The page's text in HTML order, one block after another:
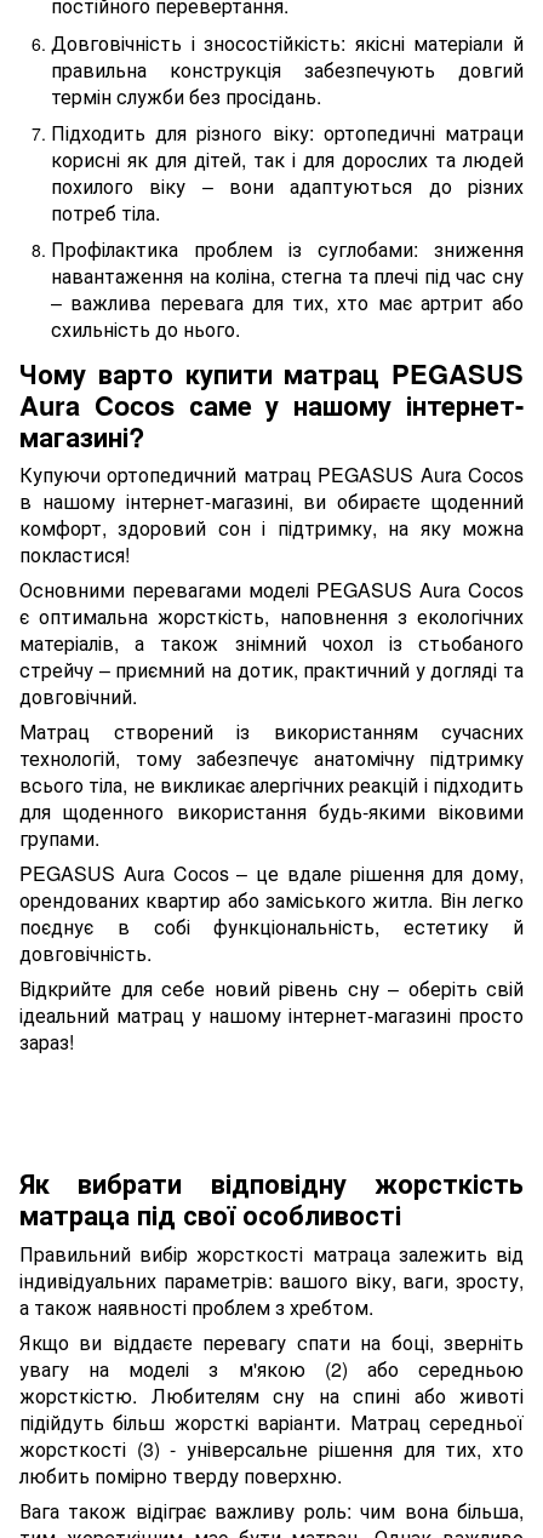
постійного перевертання.
Довговічність і зносостійкість: якісні матеріали й
правильна конструкція забезпечують довгий
термін служби без просідань.
Підходить для різного віку: ортопедичні матраци
корисні як для дітей, так і для дорослих та людей
похилого віку – вони адаптуються до різних
потреб тіла.
Профілактика проблем із суглобами: зниження
навантаження на коліна, стегна та плечі під час сну
– важлива перевага для тих, хто має артрит або
схильність до нього.
Чому варто купити матрац PEGASUS
Aura Cocos саме у нашому інтернет-
магазині?
Купуючи ортопедичний матрац PEGASUS Aura Cocos
в нашому інтернет-магазині, ви обираєте щоденний
комфорт, здоровий сон і підтримку, на яку можна
покластися!
Основними перевагами моделі PEGASUS Aura Cocos
є оптимальна жорсткість, наповнення з екологічних
матеріалів, а також знімний чохол із стьобаного
стрейчу – приємний на дотик, практичний у догляді та
довговічний.
Матрац створений із використанням сучасних
технологій, тому забезпечує анатомічну підтримку
всього тіла, не викликає алергічних реакцій і підходить
для щоденного використання будь-якими віковими
групами.
PEGASUS Aura Cocos – це вдале рішення для дому,
орендованих квартир або заміського житла. Він легко
поєднує в собі функціональність, естетику й
довговічність.
Відкрийте для себе новий рівень сну – оберіть свій
ідеальний матрац у нашому інтернет-магазині просто
зараз!
Як вибрати відповідну жорсткість
матраца під свої особливості
Правильний вибір жорсткості матраца залежить від
індивідуальних параметрів: вашого віку, ваги, зросту,
а також наявності проблем з хребтом.
Якщо ви віддаєте перевагу спати на боці, зверніть
увагу на моделі з м'якою (2) або середньою
жорсткістю. Любителям сну на спині або животі
підійдуть більш жорсткі варіанти. Матрац середньої
жорсткості (3) - універсальне рішення для тих, хто
любить помірно тверду поверхню.
Вага також відіграє важливу роль: чим вона більша,